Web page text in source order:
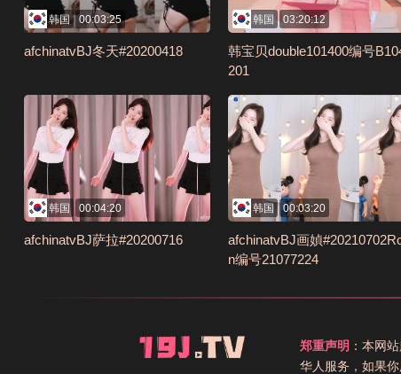
韩国 00:03:25
afchinatvBJ冬天#20200418
韩国 03:20:12
韩宝贝double101400编号
201
韩国 00:04:20
afchinatvBJ萨拉#20200716
韩国 00:03:20
afchinatvBJ画媜
n编号21077224
郑重声明 ：本网
华人服务，如果